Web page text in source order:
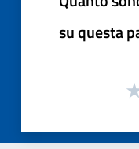
su questa